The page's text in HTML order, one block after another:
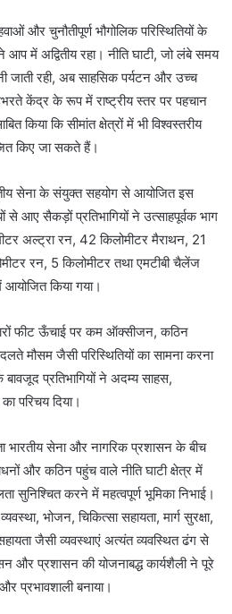
और चुनौतीपूर्ण भौगोलिक परिस्थितियों के
में अद्वितीय रहा। नीति घाटी, जो लंबे समय
जाती रही, अब साहसिक पर्यटन और उच्च
केंद्र के रूप में राष्ट्रीय स्तर पर पहचान
किया कि सीमांत क्षेत्रों में भी विश्वस्तरीय
किए जा सकते हैं।
सेना के संयुक्त सहयोग से आयोजित इस
से आए सैकड़ों प्रतिभागियों ने उत्साहपूर्वक भाग
अल्ट्रा रन, 42 किलोमीटर मैराथन, 21
रन, 5 किलोमीटर तथा एमटीबी चैलेंज
आयोजित किया गया।
फीट ऊँचाई पर कम ऑक्सीजन, कठिन
मौसम जैसी परिस्थितियों का सामना करना
प्रतिभागियों ने अदम्य साहस,
परिचय दिया।
सेना और नागरिक प्रशासन के बीच
और कठिन पहुंच वाले नीति घाटी क्षेत्र में
सुनिश्चित करने में महत्वपूर्ण भूमिका निभाई।
भोजन, चिकित्सा सहायता, मार्ग सुरक्षा,
जैसी व्यवस्थाएं अत्यंत व्यवस्थित ढंग से
प्रशासन की योजनाबद्ध कार्यशैली ने पूरे
प्रभावशाली बनाया।